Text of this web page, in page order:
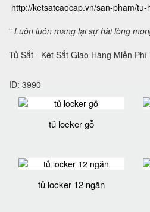
http://ketsatcaocap.vn/san-pham/tu-
" Luôn luôn mang lại sự hài lòng
Tủ Sắt - Két Sắt Giao Hàng Miễn Phí
ID: 3990
tủ locker gỗ
tủ locker 12 ngăn